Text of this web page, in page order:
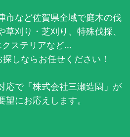
市など佐賀県全域で庭木の伐
刈り・芝刈り、特殊伐採、
ステリアなど...
しならお任せください！
応で「株式会社三瀬造園」が
望にお応えします。